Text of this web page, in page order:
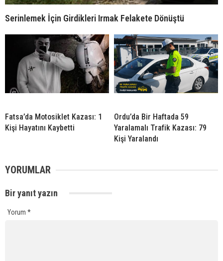
Serinlemek İçin Girdikleri Irmak Felakete Dönüştü
Fatsa’da Motosiklet Kazası: 1
Kişi Hayatını Kaybetti
Ordu’da Bir Haftada 59
Yaralamalı Trafik Kazası: 79
Kişi Yaralandı
YORUMLAR
Bir yanıt yazın
Yorum *